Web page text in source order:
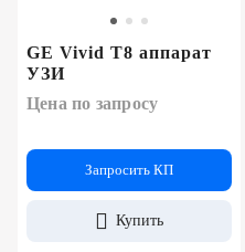
GE Vivid T8 аппарат
УЗИ
Цена по запросу
Запросить КП
Купить